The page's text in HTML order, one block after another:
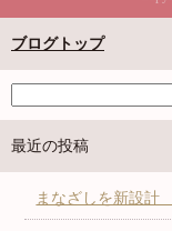
ブログトップ
最近の投稿
まなざしを新設計